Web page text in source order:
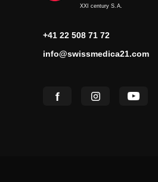
XXI century S.A.
+41 22 508 71 72
info@swissmedica21.com